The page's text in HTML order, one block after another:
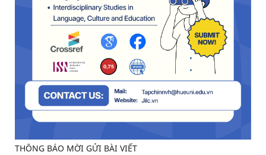
THÔNG BÁO MỜI GỬI BÀI VIẾT